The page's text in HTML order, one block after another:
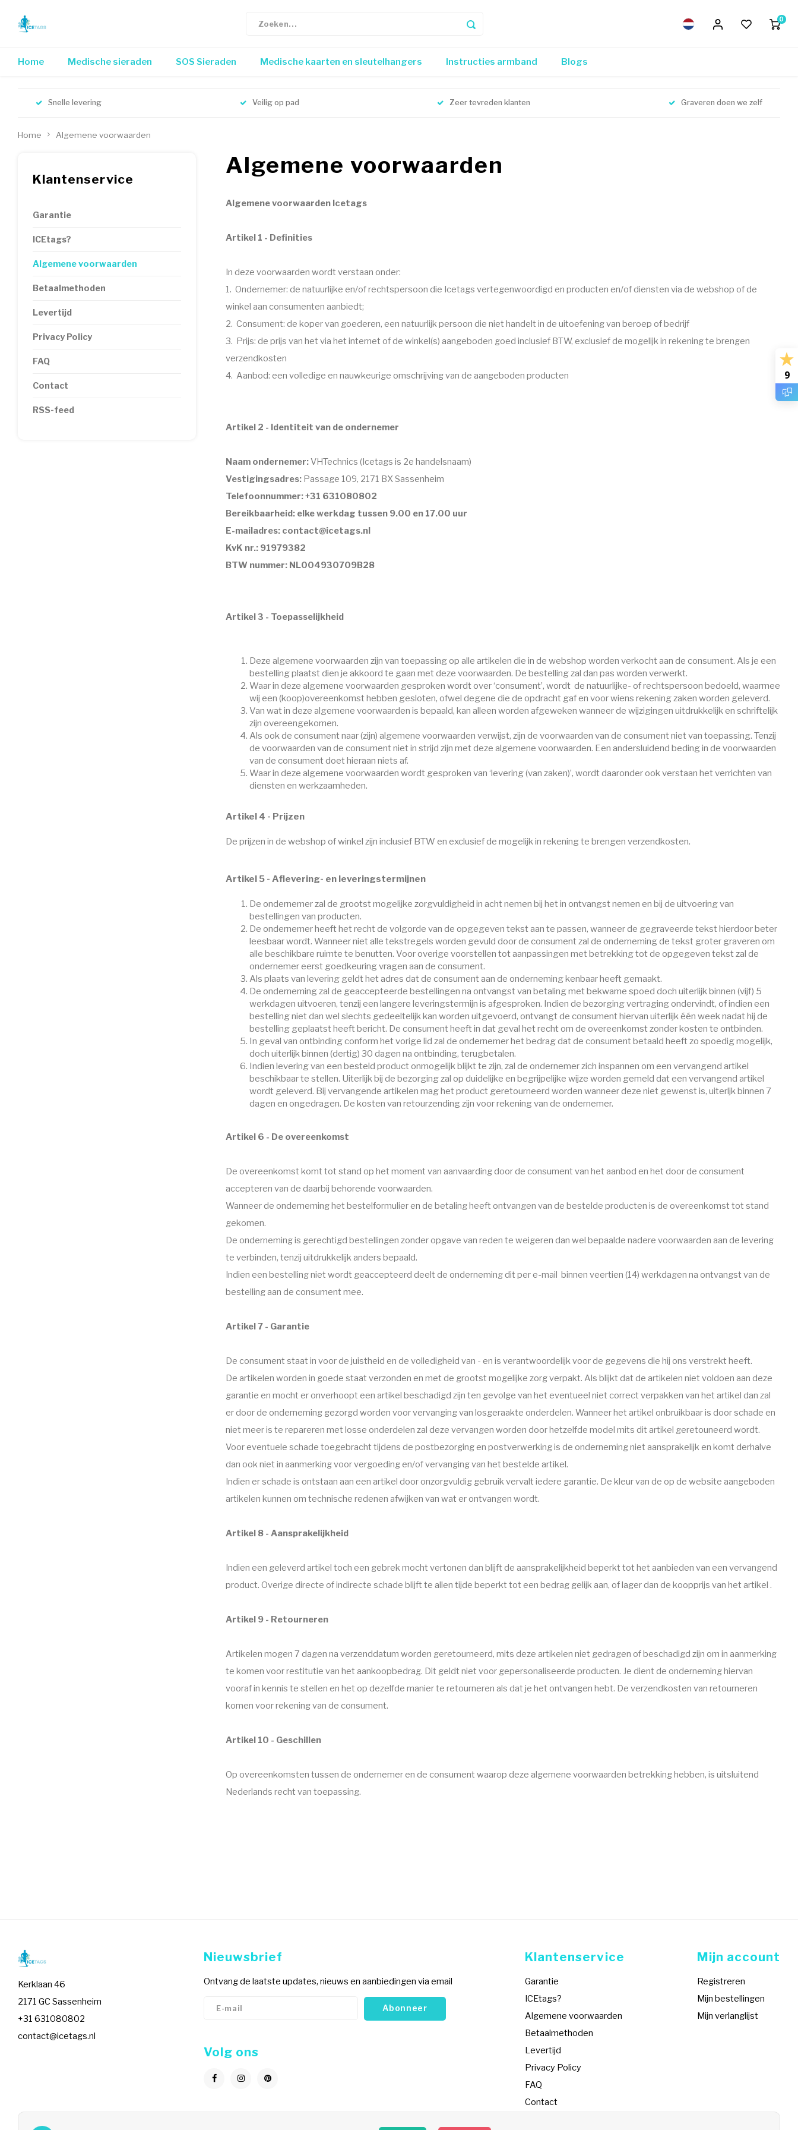
0
Home Medische sieraden SOS Sieraden Medische kaarten en sleutelhangers Instructies armband Blogs
Snelle levering Veilig op pad Zeer tevreden klanten Graveren doen we zelf
Home Algemene voorwaarden
Klantenservice
Garantie
ICEtags?
Algemene voorwaarden
Betaalmethoden
Levertijd
Privacy Policy
FAQ
Contact
RSS-feed
Algemene voorwaarden
Algemene voorwaarden Icetags
Artikel 1 - Definities
In deze voorwaarden wordt verstaan onder:
1. Ondernemer: de natuurlijke en/of rechtspersoon die Icetags vertegenwoordigd en producten en/of diensten via de webshop of de
winkel aan consumenten aanbiedt;
2. Consument: de koper van goederen, een natuurlijk persoon die niet handelt in de uitoefening van beroep of bedrijf
3. Prijs: de prijs van het via het internet of de winkel(s) aangeboden goed inclusief BTW, exclusief de mogelijk in rekening te brengen
verzendkosten
4. Aanbod: een volledige en nauwkeurige omschrijving van de aangeboden producten
Artikel 2 - Identiteit van de ondernemer
Naam ondernemer:VHTechnics (Icetags is 2e handelsnaam)
Vestigingsadres: Passage 109, 2171 BX Sassenheim
Telefoonnummer: +31 631080802
Bereikbaarheid: elke werkdag tussen 9.00 en 17.00 uur
E-mailadres: contact@icetags.nl
KvK nr.: 91979382
BTW nummer: NL004930709B28
Artikel 3 - Toepasselijkheid
Deze algemene voorwaarden zijn van toepassing op alle artikelen die in de webshop worden verkocht aan de consument. Als je een
bestelling plaatst dien je akkoord te gaan met deze voorwaarden. De bestelling zal dan pas worden verwerkt.
Waar in deze algemene voorwaarden gesproken wordt over ‘consument’, wordt de natuurlijke- of rechtspersoon bedoeld, waarmee
wij een (koop)overeenkomst hebben gesloten, ofwel degene die de opdracht gaf en voor wiens rekening zaken worden geleverd.
Van wat in deze algemene voorwaarden is bepaald, kan alleen worden afgeweken wanneer de wijzigingen uitdrukkelijk en schriftelijk
zijn overeengekomen.
Als ook de consument naar (zijn) algemene voorwaarden verwijst, zijn de voorwaarden van de consument niet van toepassing. Tenzij
de voorwaarden van de consument niet in strijd zijn met deze algemene voorwaarden. Een andersluidend beding in de voorwaarden
van de consument doet hieraan niets af.
Waar in deze algemene voorwaarden wordt gesproken van ‘levering (van zaken)’, wordt daaronder ook verstaan het verrichten van
diensten en werkzaamheden.
Artikel 4 - Prijzen
De prijzen in de webshop of winkel zijn inclusief BTW en exclusief de mogelijk in rekening te brengen verzendkosten.
Artikel 5 - Aflevering- en leveringstermijnen
De ondernemer zal de grootst mogelijke zorgvuldigheid in acht nemen bij het in ontvangst nemen en bij de uitvoering van
bestellingen van producten.
De ondernemer heeft het recht de volgorde van de opgegeven tekst aan te passen, wanneer de gegraveerde tekst hierdoor beter
leesbaar wordt. Wanneer niet alle tekstregels worden gevuld door de consument zal de onderneming de tekst groter graveren om
alle beschikbare ruimte te benutten. Voor overige voorstellen tot aanpassingen met betrekking tot de opgegeven tekst zal de
ondernemer eerst goedkeuring vragen aan de consument.
Als plaats van levering geldt het adres dat de consument aan de onderneming kenbaar heeft gemaakt.
De onderneming zal de geaccepteerde bestellingen na ontvangst van betaling met bekwame spoed doch uiterlijk binnen (vijf) 5
werkdagen uitvoeren, tenzij een langere leveringstermijn is afgesproken. Indien de bezorging vertraging ondervindt, of indien een
bestelling niet dan wel slechts gedeeltelijk kan worden uitgevoerd, ontvangt de consument hiervan uiterlijk één week nadat hij de
bestelling geplaatst heeft bericht. De consument heeft in dat geval het recht om de overeenkomst zonder kosten te ontbinden.
In geval van ontbinding conform het vorige lid zal de ondernemer het bedrag dat de consument betaald heeft zo spoedig mogelijk,
doch uiterlijk binnen (dertig) 30 dagen na ontbinding, terugbetalen.
Indien levering van een besteld product onmogelijk blijkt te zijn, zal de ondernemer zich inspannen om een vervangend artikel
beschikbaar te stellen. Uiterlijk bij de bezorging zal op duidelijke en begrijpelijke wijze worden gemeld dat een vervangend artikel
wordt geleverd. Bij vervangende artikelen mag het product geretourneerd worden wanneer deze niet gewenst is, uiterljk binnen 7
dagen en ongedragen. De kosten van retourzending zijn voor rekening van de ondernemer.
Artikel 6 - De overeenkomst
De overeenkomst komt tot stand op het moment van aanvaarding door de consument van het aanbod en het door de consument
accepteren van de daarbij behorende voorwaarden.
Wanneer de onderneming het bestelformulier en de betaling heeft ontvangen van de bestelde producten is de overeenkomst tot stand
gekomen.
De onderneming is gerechtigd bestellingen zonder opgave van reden te weigeren dan wel bepaalde nadere voorwaarden aan de levering
te verbinden, tenzij uitdrukkelijk anders bepaald.
Indien een bestelling niet wordt geaccepteerd deelt de onderneming dit per e-mail binnen veertien (14) werkdagen na ontvangst van de
bestelling aan de consument mee.
Artikel 7 - Garantie
De consument staat in voor de juistheid en de volledigheid van - en is verantwoordelijk voor de gegevens die hij ons verstrekt heeft.
De artikelen worden in goede staat verzonden en met de grootst mogelijke zorg verpakt. Als blijkt dat de artikelen niet voldoen aan deze
garantie en mocht er onverhoopt een artikel beschadigd zijn ten gevolge van het eventueel niet correct verpakken van het artikel dan zal
er door de onderneming gezorgd worden voor vervanging van losgeraakte onderdelen. Wanneer het artikel onbruikbaar is door schade en
niet meer is te repareren met losse onderdelen zal deze vervangen worden door hetzelfde model mits dit artikel geretouneerd wordt.
Voor eventuele schade toegebracht tijdens de postbezorging en postverwerking is de onderneming niet aansprakelijk en komt derhalve
dan ook niet in aanmerking voor vergoeding en/of vervanging van het bestelde artikel.
Indien er schade is ontstaan aan een artikel door onzorgvuldig gebruik vervalt iedere garantie. De kleur van de op de website aangeboden
artikelen kunnen om technische redenen afwijken van wat er ontvangen wordt.
Artikel 8 - Aansprakelijkheid
Indien een geleverd artikel toch een gebrek mocht vertonen dan blijft de aansprakelijkheid beperkt tot het aanbieden van een vervangend
product. Overige directe of indirecte schade blijft te allen tijde beperkt tot een bedrag gelijk aan, of lager dan de koopprijs van het artikel .
Artikel 9 - Retourneren
Artikelen mogen 7 dagen na verzenddatum worden geretourneerd, mits deze artikelen niet gedragen of beschadigd zijn om in aanmerking
te komen voor restitutie van het aankoopbedrag. Dit geldt niet voor gepersonaliseerde producten. Je dient de onderneming hiervan
vooraf in kennis te stellen en het op dezelfde manier te retourneren als dat je het ontvangen hebt. De verzendkosten van retourneren
komen voor rekening van de consument.
Artikel 10 - Geschillen
Op overeenkomsten tussen de ondernemer en de consument waarop deze algemene voorwaarden betrekking hebben, is uitsluitend
Nederlands recht van toepassing.
Kerklaan 46
2171 GC Sassenheim
+31 631080802
contact@icetags.nl
Nieuwsbrief
Ontvang de laatste updates, nieuws en aanbiedingen via email
Abonneer
Volg ons
Klantenservice
Garantie
ICEtags?
Algemene voorwaarden
Betaalmethoden
Levertijd
Privacy Policy
FAQ
Contact
Mijn account
Registreren
Mijn bestellingen
Mijn verlanglijst
9